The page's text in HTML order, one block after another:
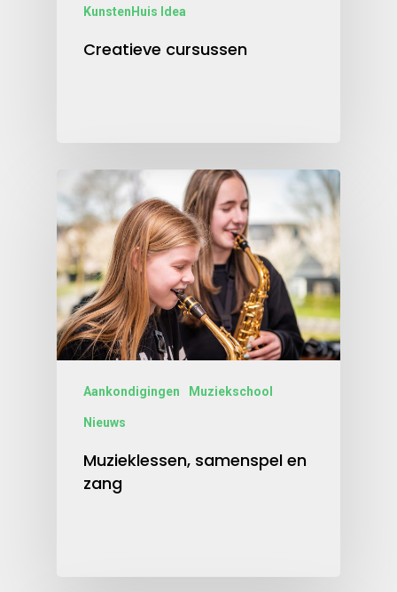
KunstenHuis Idea
Creatieve cursussen
Aankondigingen Muziekschool
Nieuws
Muzieklessen, samenspel en
zang